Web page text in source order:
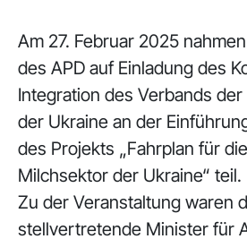
Am 27. Februar 2025
des APD auf Einladung des
Integration des Verbands
der Ukraine an der
des Projekts „Fahrplan für
Milchsektor der Ukraine“ teil.
Zu der Veranstaltung waren
stellvertretende Minister für